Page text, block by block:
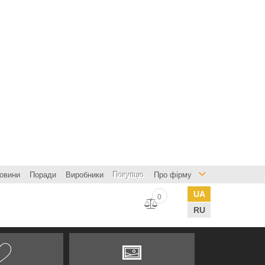
Поради Виробники Покупцю Про фірму
UA
RU
0